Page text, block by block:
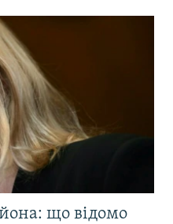
що відомо